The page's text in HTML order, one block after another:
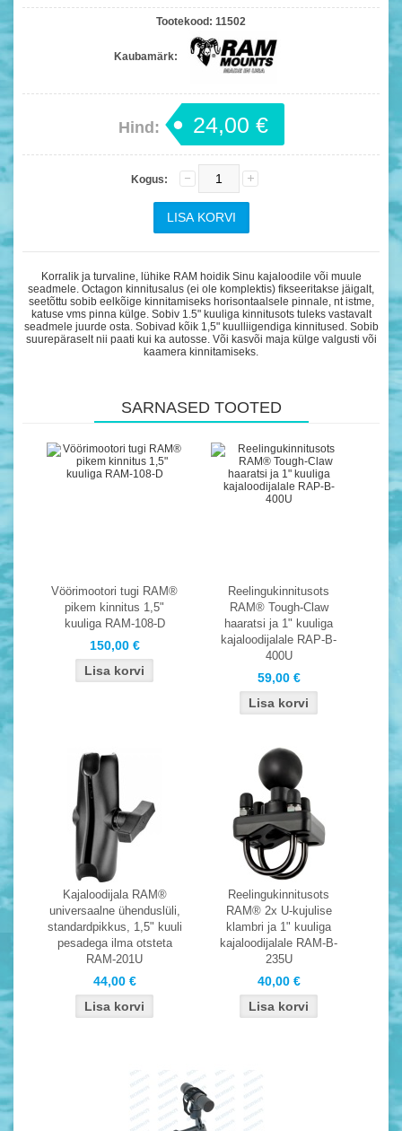
Tootekood: 11502
Kaubamärk:
Hind: 24,00 €
Kogus:
Korralik ja turvaline, lühike RAM hoidik Sinu kajaloodile või muule
seadmele. Octagon kinnitusalus (ei ole komplektis) fikseeritakse jäigalt,
seetõttu sobib eelkõige kinnitamiseks horisontaalsele pinnale, nt istme,
katuse vms pinna külge. Sobiv 1.5" kuuliga kinnitusots tuleks vastavalt
seadmele juurde osta. Sobivad kõik 1,5" kuulliigendiga kinnitused. Sobib
suurepäraselt nii paati kui ka autosse. Või kasvõi maja külge valgusti või
kaamera kinnitamiseks.
SARNASED TOOTED
Vöörimootori tugi RAM®
pikem kinnitus 1,5"
kuuliga RAM-108-D
150,00 €
Reelingukinnitusots
RAM® Tough-Claw
haaratsi ja 1" kuuliga
kajaloodijalale RAP-B-
400U
59,00 €
Kajaloodijala RAM®
universaalne ühenduslüli,
standardpikkus, 1,5" kuuli
pesadega ilma otsteta
RAM-201U
44,00 €
Reelingukinnitusots
RAM® 2x U-kujulise
klambri ja 1" kuuliga
kajaloodijalale RAM-B-
235U
40,00 €